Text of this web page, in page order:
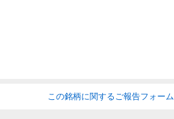
この銘柄に関するご報告フォーム